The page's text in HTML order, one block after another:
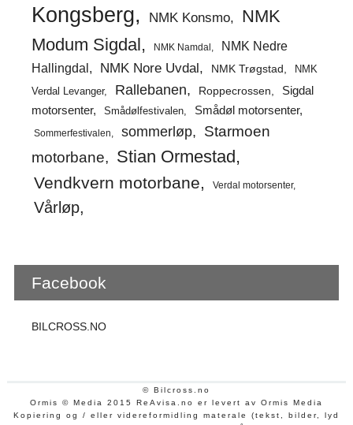
Kongsberg
NMK Konsmo
NMK
Modum Sigdal
NMK Namdal
NMK Nedre
Hallingdal
NMK Nore Uvdal NMK Trøgstad
NMK
Verdal Levanger
Rallebanen Roppecrossen
Sigdal
motorsenter
Smådølfestivalen Smådøl motorsenter
Sommerfestivalen sommerløp
Starmoen
motorbane
Stian Ormestad
Vendkvern motorbane Verdal motorsenter
Vårløp
Facebook
BILCROSS.NO
© Bilcross.no
Ormis © Media 2015 ReAvisa.no er levert av Ormis Media
Kopiering og / eller videreformidling materale (tekst, bilder, lyd